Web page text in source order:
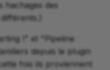
hachages des
!" et "Pipeline
depuis le plugin
fois ils proviennent